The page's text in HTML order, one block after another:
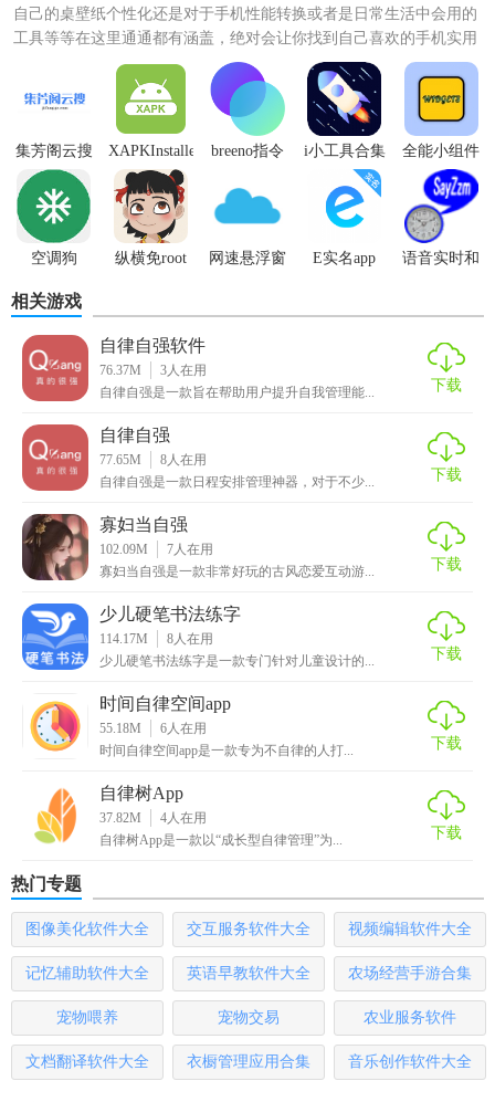
【自律自强app功能】
1. 设定目标和计划：用户可以设定自己的目标，例如 减肥、
学习新技能、增加运动量等，并制定具体的计划和时间表。
2. 记录行为和习惯：App可以记录用户的行为和习惯，例如每
户提高专注力和自我觉察能力；同时还有心理辅导，帮助用
户缓解压力和提升情绪。
4. 社区交流和分享：用户可以在App内加入社区，与其他用户
交流自己的经验和故事，互相支持和鼓励。
化的内容和推荐，以便更好地满足用户的需求。
【自律自强app特色】
1. 强大的数据分析和反馈功能，帮助用户更好地了解自己的
行为和习惯。
2. 个性化的正念冥想和心理辅导，针对不同用户的需求提供
不同的支持和帮助。
与其他用户一起共同进步和成长。
【自律自强app优势】
效率 = 专注
基于番茄工作法，帮助你集中注意力。试过就知道这是有效
的时间管理方法。
完整的工作流效率工具
从收集想法、规划任务 到 专注工作、归纳分析，番茄土豆提
自己的桌壁纸个性化还是对于手机性能转换或者是日常生活中会用的
工具等等在这里通通都有涵盖，绝对会让你找到自己喜欢的手机实用
小工具，并且大部分的工具...
集芳阁云搜
XAPKInstaller
手机版
(XAPK安装
器)
breeno指令 i小工具合集
全能小组件
最新版
空调狗
纵横免root
网速悬浮窗
E实名app
语音实时和
相关游戏
自律自强软件
76.37M 3人在用
自律自强是一款旨在帮助用户提升自我管理能...
下载
自律自强
77.65M 8人在用
自律自强是一款日程安排管理神器，对于不少...
下载
寡妇当自强
102.09M 7人在用
寡妇当自强是一款非常好玩的古风恋爱互动游...
下载
少儿硬笔书法练字
114.17M 8人在用
少儿硬笔书法练字是一款专门针对儿童设计的...
下载
时间自律空间app
55.18M 6人在用
时间自律空间app是一款专为不自律的人打...
下载
自律树App
37.82M 4人在用
自律树App是一款以“成长型自律管理”为...
下载
热门专题
图像美化软件大全 交互服务软件大全 视频编辑软件大全
记忆辅助软件大全 英语早教软件大全 农场经营手游合集
宠物喂养 宠物交易 农业服务软件
文档翻译软件大全 衣橱管理应用合集 音乐创作软件大全